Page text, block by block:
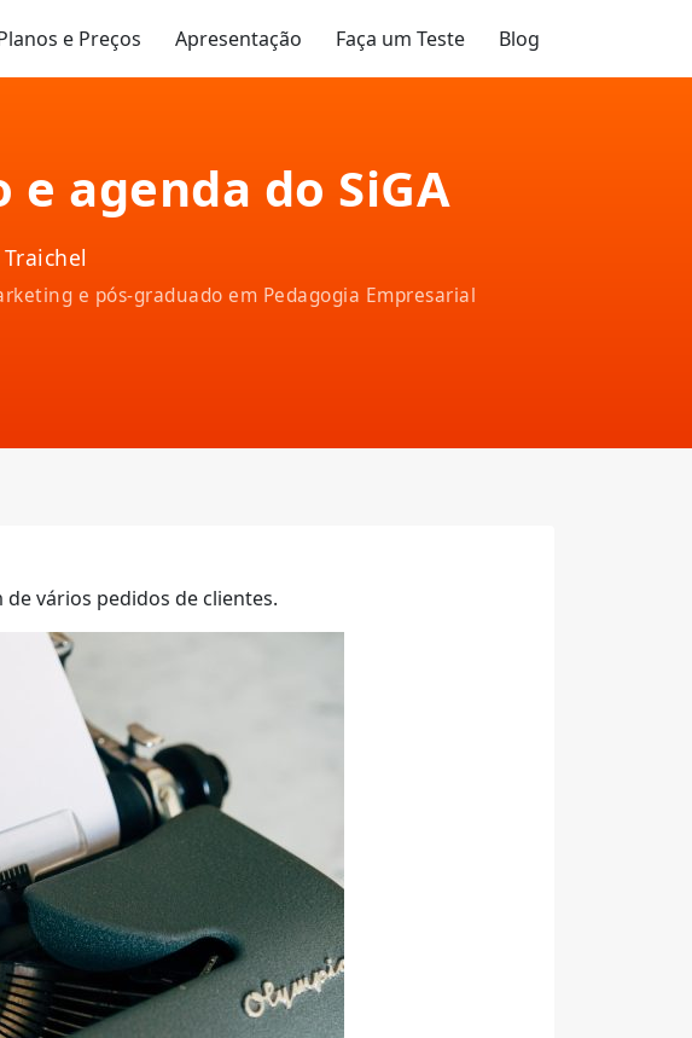
e Preços Apresentação Faça um Teste Blog
agenda do SiGA
e pós-graduado em Pedagogia Empresarial
vários pedidos de clientes.